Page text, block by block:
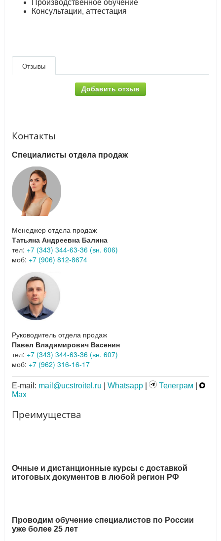
Производственное обучение
Консультации, аттестация
Отзывы
Добавить отзыв
Контакты
Специалисты отдела продаж
Менеджер отдела продаж
Татьяна Андреевна Балина
тел: +7 (343) 344-63-36 (вн. 606)
моб: +7 (906) 812-8674
Руководитель отдела продаж
Павел Владимирович Васенин
тел: +7 (343) 344-63-36 (вн. 607)
моб: +7 (962) 316-16-17
E-mail: mail@ucstroitel.ru Whatsapp Телеграм
Max
Преимущества
Очные и дистанционные курсы с доставкой
итоговых документов в любой регион РФ
Проводим обучение специалистов по России
уже более 25 лет